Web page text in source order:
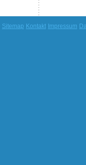
Sitemap Kontakt Impressum